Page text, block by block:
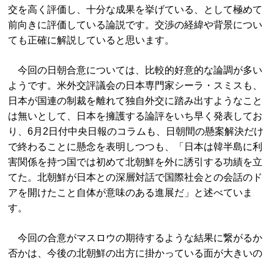
交を高く評価し、十分な成果を挙げている、として極めて
前向きに評価している論説です。交渉の経緯や背景につい
ても正確に解説していると思います。
今回の日朝合意については、比較的好意的な論調が多い
ようです。米外交評議会の日本専門家シーラ・スミスも、
日本が国連の制裁を離れて独自外交に踏み出すようなこと
は無いとして、日本を擁護する論評をいち早く発表してお
り、6月2日付中央日報のコラムも、日朝間の懸案解決だけ
で終わることに懸念を表明しつつも、「日本は韓半島に利
害関係を持つ国では初めて北朝鮮を外に誘引する功績を立
てた。北朝鮮が日本との深層対話で国際社会との会話のド
アを開けたこと自体が意味のある進展だ」と述べていま
す。
今回の合意がマスロウの期待するような結果に繋がるか
否かは、今後の北朝鮮の出方に掛かっている面が大きいの